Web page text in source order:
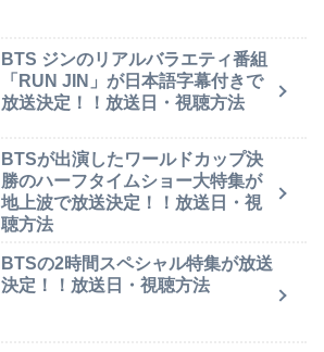
BTS ジンのリアルバラエティ番組
「RUN JIN」が日本語字幕付きで
放送決定！！放送日・視聴方法
BTSが出演したワールドカップ決
勝のハーフタイムショー大特集が
地上波で放送決定！！放送日・視
聴方法
BTSの2時間スペシャル特集が放送
決定！！放送日・視聴方法